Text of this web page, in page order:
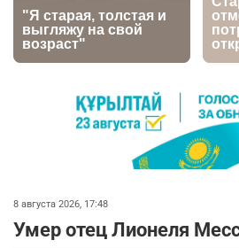
6
🗣Глава государства
соболезнования родным и
қаһарманы Ивана Гапича
2773 2 42
🇫🇷 Клуб ПСЖ объявил об
футбольной академии в
2 40
автокредиты за
2744 0 11
8 августа 2026, 17:48
Умер отец Лионеля